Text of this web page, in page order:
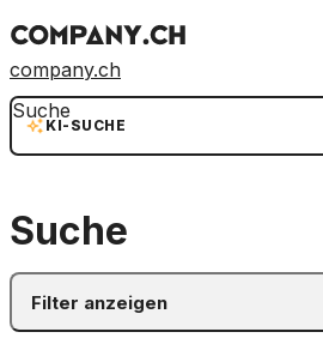
company.ch
KI-SUCHE
Suche
Suche
Filter anzeigen